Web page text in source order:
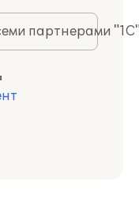
партнерами